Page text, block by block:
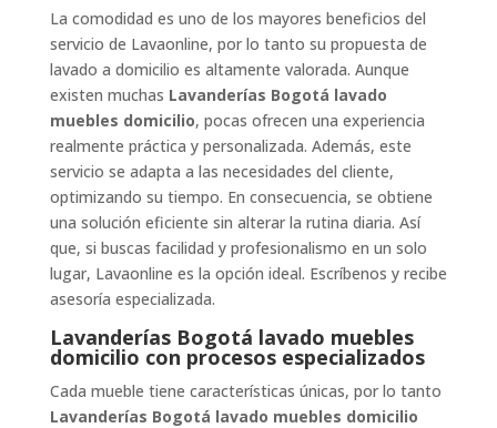
La comodidad es uno de los mayores beneficios del
servicio de Lavaonline, por lo tanto su propuesta de
lavado a domicilio es altamente valorada. Aunque
existen muchas Lavanderías Bogotá lavado
muebles domicilio, pocas ofrecen una experiencia
realmente práctica y personalizada. Además, este
servicio se adapta a las necesidades del cliente,
optimizando su tiempo. En consecuencia, se obtiene
una solución eficiente sin alterar la rutina diaria. Así
que, si buscas facilidad y profesionalismo en un solo
lugar, Lavaonline es la opción ideal. Escríbenos y recibe
asesoría especializada.
Lavanderías Bogotá lavado muebles
domicilio con procesos especializados
Cada mueble tiene características únicas, por lo tanto
Lavanderías Bogotá lavado muebles domicilio